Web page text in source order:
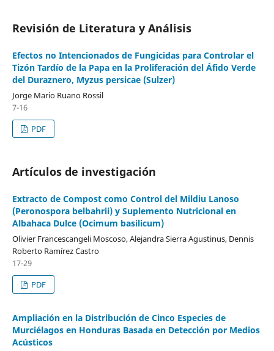
Revisión de Literatura y Análisis
Efectos no Intencionados de Fungicidas para Controlar el
Tizón Tardío de la Papa en la Proliferación del Áfido Verde
del Duraznero, Myzus persicae (Sulzer)
Jorge Mario Ruano Rossil
7-16
PDF
Artículos de investigación
Extracto de Compost como Control del Mildiu Lanoso
(Peronospora belbahrii) y Suplemento Nutricional en
Albahaca Dulce (Ocimum basilicum)
Olivier Francescangeli Moscoso, Alejandra Sierra Agustinus, Dennis
Roberto Ramírez Castro
17-29
PDF
Ampliación en la Distribución de Cinco Especies de
Murciélagos en Honduras Basada en Detección por Medios
Acústicos